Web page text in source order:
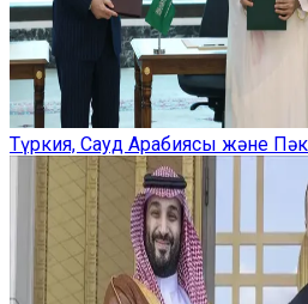
Түркия, Сауд Арабиясы және